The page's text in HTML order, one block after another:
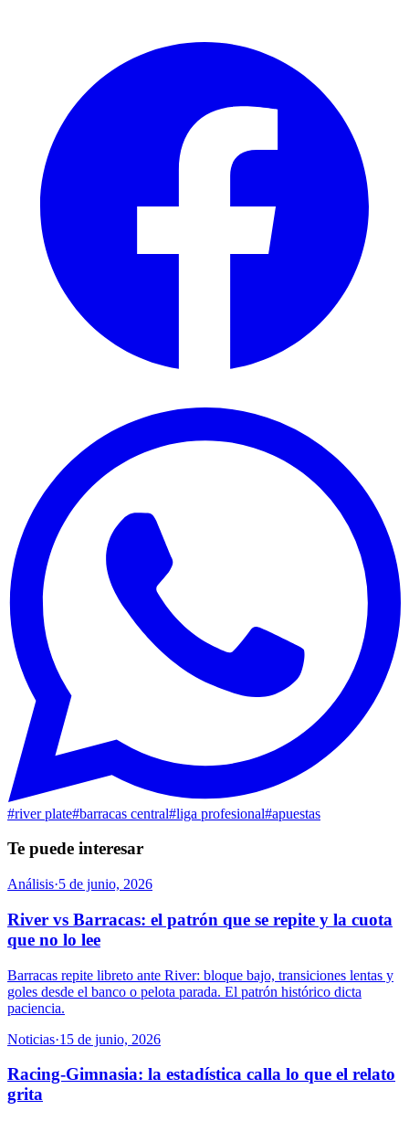
#river plate#barracas central#liga profesional#apuestas
Te puede interesar
Análisis·5 de junio, 2026
River vs Barracas: el patrón que se repite y la cuota
que no lo lee
Barracas repite libreto ante River: bloque bajo, transiciones lentas y
goles desde el banco o pelota parada. El patrón histórico dicta
paciencia.
Noticias·15 de junio, 2026
Racing-Gimnasia: la estadística calla lo que el relato
grita